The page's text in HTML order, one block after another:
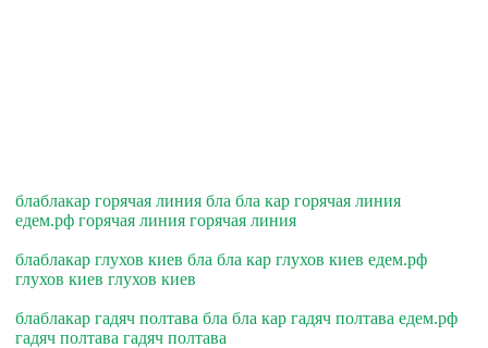
блаблакар горячая линия бла бла кар горячая линия
едем.рф горячая линия горячая линия
блаблакар глухов киев бла бла кар глухов киев едем.рф
глухов киев глухов киев
блаблакар гадяч полтава бла бла кар гадяч полтава едем.рф
гадяч полтава гадяч полтава